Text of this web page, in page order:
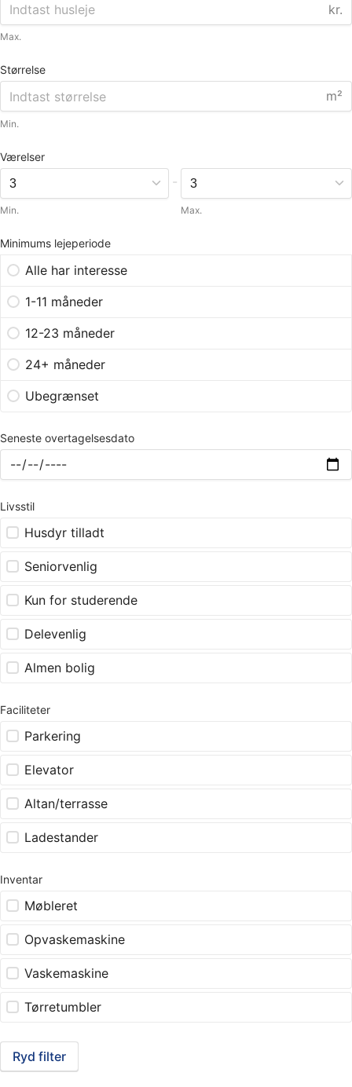
kr.
Max.
Størrelse
m²
Min.
Værelser
Min.
-
Max.
Minimums lejeperiode
Alle har interesse
1-11 måneder
12-23 måneder
24+ måneder
Ubegrænset
Seneste overtagelsesdato
Livsstil
Husdyr tilladt
Seniorvenlig
Kun for studerende
Delevenlig
Almen bolig
Faciliteter
Parkering
Elevator
Altan/terrasse
Ladestander
Inventar
Møbleret
Opvaskemaskine
Vaskemaskine
Tørretumbler
Ryd filter